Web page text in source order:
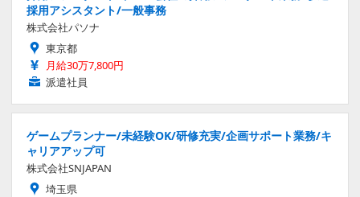
採用アシスタント/一般事務
株式会社パソナ
東京都
月給30万7,800円
派遣社員
ゲームプランナー/未経験OK/研修充実/企画サポート業務/キ
ャリアアップ可
株式会社SNJAPAN
埼玉県